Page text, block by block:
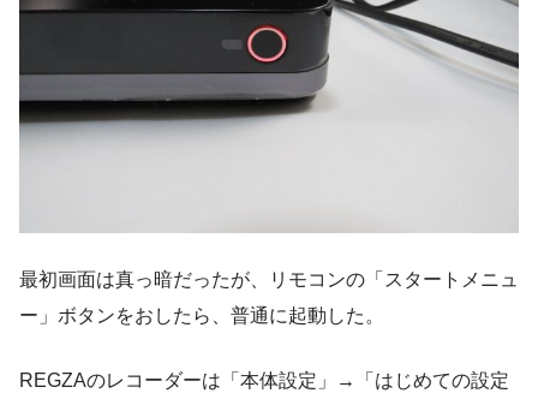
最初画面は真っ暗だったが、リモコンの「スタートメニュ
ー」ボタンをおしたら、普通に起動した。
REGZAのレコーダーは「本体設定」→「はじめての設定